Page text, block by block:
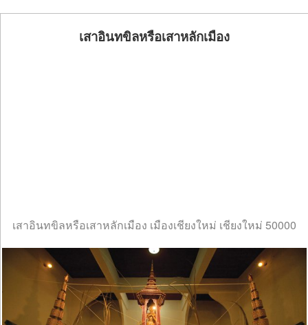
เสาอินทขิลหรือเสาหลักเมือง
เสาอินทขิลหรือเสาหลักเมือง เมืองเชียงใหม่ เชียงใหม่ 50000